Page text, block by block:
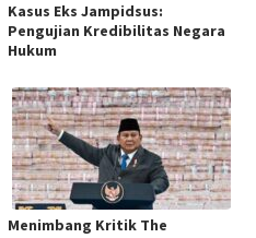
Kasus Eks Jampidsus:
Pengujian Kredibilitas Negara
Hukum
Menimbang Kritik The